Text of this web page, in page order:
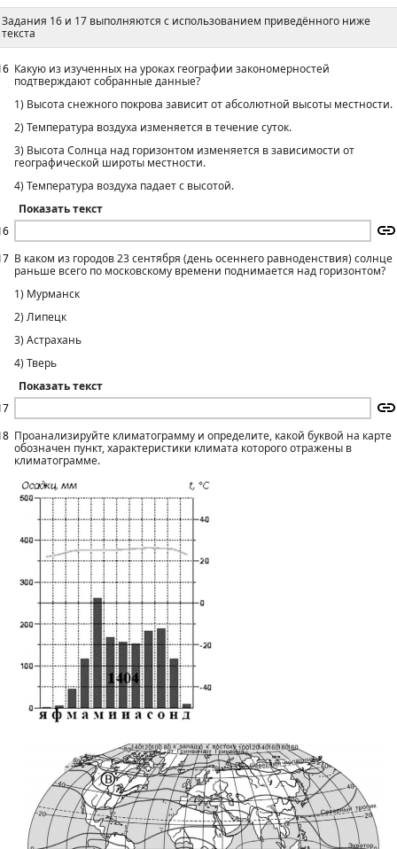
Задания 16 и 17 выполняются с использованием приведённого ниже
текста
Какую из изученных на уроках географии закономерностей
подтверждают собранные данные?
1) Высота снежного покрова зависит от абсолютной высоты местности.
2) Температура воздуха изменяется в течение суток.
3) Высота Солнца над горизонтом изменяется в зависимости от
географической широты местности.
4) Температура воздуха падает с высотой.
Показать текст
В каком из городов 23 сентября (день осеннего равноденствия) солнце
раньше всего по московскому времени поднимается над горизонтом?
1) Мурманск
2) Липецк
3) Астрахань
4) Тверь
Показать текст
Проанализируйте климатограмму и определите, какой буквой на карте
обозначен пункт, характеристики климата которого отражены в
климатограмме.